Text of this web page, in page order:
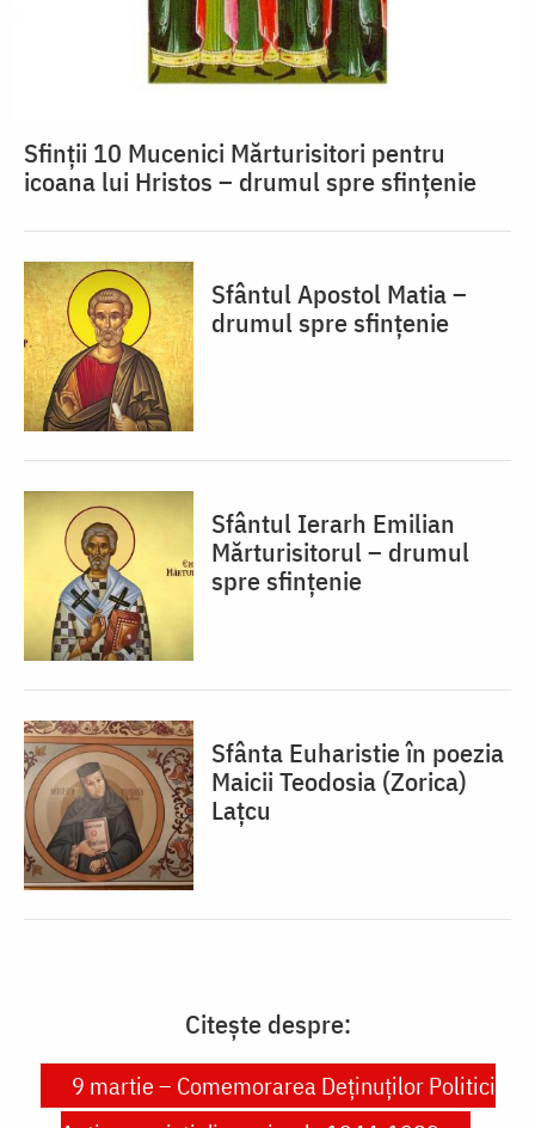
Sfinții 10 Mucenici Mărturisitori pentru
icoana lui Hristos – drumul spre sfințenie
Sfântul Apostol Matia –
drumul spre sfințenie
Sfântul Ierarh Emilian
Mărturisitorul – drumul
spre sfințenie
Sfânta Euharistie în poezia
Maicii Teodosia (Zorica)
Lațcu
Citește despre:
9 martie – Comemorarea Deținuților Politici